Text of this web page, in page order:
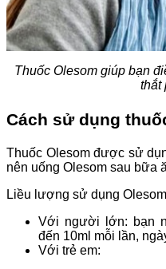
Thuốc Olesom giúp bạn
thắt
Cách sử dụng
Thuốc Olesom được sử
nên uống Olesom sau bữa
Liều lượng sử dụng
Với người lớn: bạn
đến 10ml mỗi lần,
Với trẻ em: